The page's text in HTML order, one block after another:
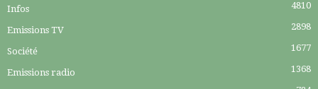
Infos 4810
Emissions TV 2898
Société 1677
Emissions radio 1368